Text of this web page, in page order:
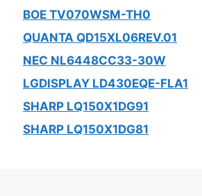
BOE TV070WSM-TH0
QUANTA QD15XL06REV.01
NEC NL6448CC33-30W
LGDISPLAY LD430EQE-FLA1
SHARP LQ150X1DG91
SHARP LQ150X1DG81